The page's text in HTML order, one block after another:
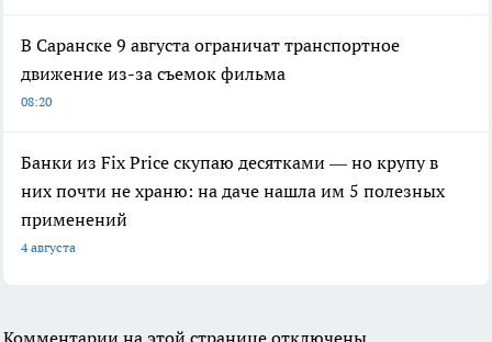
В Саранске 9 августа ограничат транспортное
движение из-за съемок фильма
08:20
Банки из Fix Price скупаю десятками — но крупу в
них почти не храню: на даче нашла им 5 полезных
применений
4 августа